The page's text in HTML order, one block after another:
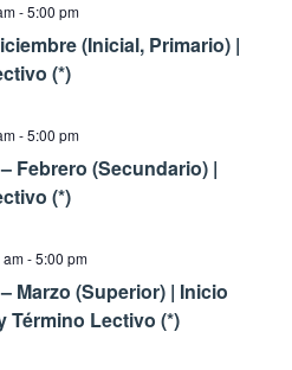
-5:00 pm
(Inicial, Primario) |
(*)
-5:00 pm
Febrero (Secundario) |
(*)
am-5:00 pm
Marzo (Superior) | Inicio
Término Lectivo (*)